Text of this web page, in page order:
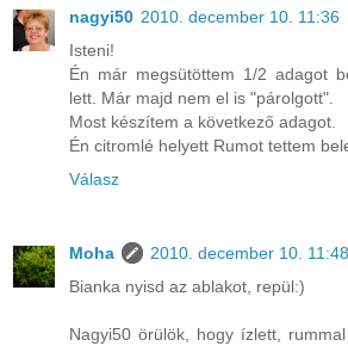
nagyi50 2010. december 10. 11:36
Isteni!
Én már megsütöttem 1/2 adagot
lett. Már majd nem el is "párolgott".
Most készítem a következő adagot.
Én citromlé helyett Rumot tettem
Válasz
Moha
2010. december 10. 11:48
Bianka nyisd az ablakot, repül:)
Nagyi50 örülök, hogy ízlett,